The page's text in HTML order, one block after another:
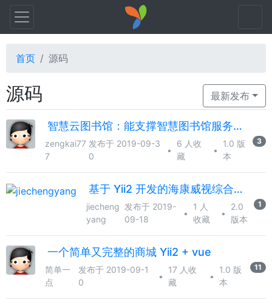
首页 源码
源码 最新发布
智慧云图书馆：能支撑智慧图书馆服务体系的图书馆管理与服务平台。
zengkai77
7
发布于 2019-09-3
0
•
6 人收
藏
•
1.0 版
本
3
基于 Yii2 开发的海康威视综合安防平台的接口组件
jiecheng
yang
发布于 2019-
09-18
•
1 人
收藏
•
2.0
版本
1
一个简单又完整的商城 Yii2 + vue
简单一
点
发布于 2019-09-1
0
•
17 人收
藏
•
1.0 版
本
11